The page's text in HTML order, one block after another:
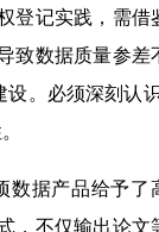
登记实践，需借
致数据质量参差
。必须深刻认
据产品给予了
，不仅输出论文